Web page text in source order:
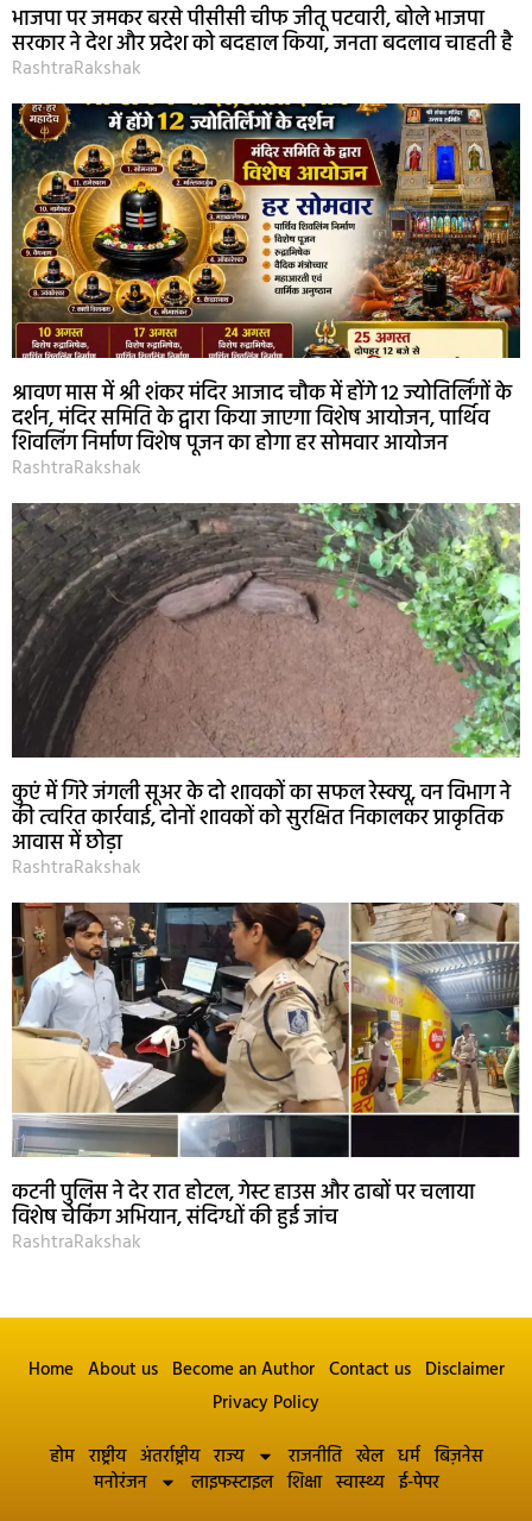
भाजपा पर जमकर बरसे पीसीसी चीफ जीतू पटवारी, बोले भाजपा
सरकार ने देश और प्रदेश को बदहाल किया, जनता बदलाव चाहती है
RashtraRakshak
श्रावण मास में श्री शंकर मंदिर आजाद चौक में होंगे 12 ज्योतिर्लिंगों के
दर्शन, मंदिर समिति के द्वारा किया जाएगा विशेष आयोजन, पार्थिव
शिवलिंग निर्माण विशेष पूजन का होगा हर सोमवार आयोजन
RashtraRakshak
कुएं में गिरे जंगली सूअर के दो शावकों का सफल रेस्क्यू, वन विभाग ने
की त्वरित कार्रवाई, दोनों शावकों को सुरक्षित निकालकर प्राकृतिक
आवास में छोड़ा
RashtraRakshak
कटनी पुलिस ने देर रात होटल, गेस्ट हाउस और ढाबों पर चलाया
विशेष चेकिंग अभियान, संदिग्धों की हुई जांच
RashtraRakshak
Home About us Become an Author Contact us Disclaimer
Privacy Policy
होम राष्ट्रीय अंतर्राष्ट्रीय राज्य राजनीति खेल धर्म बिज़नेस
मनोरंजन
लाइफस्टाइल शिक्षा स्वास्थ्य ई-पेपर